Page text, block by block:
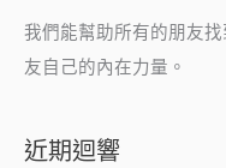
我們能幫助所有的朋友
友自己的內在力量。
近期迴響